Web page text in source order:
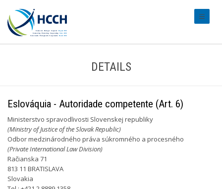
DETAILS
Eslováquia - Autoridade competente (Art. 6)
Ministerstvo spravodlivosti Slovenskej republiky
(Ministry of Justice of the Slovak Republic)
Odbor medzinárodného práva súkromného a procesného
(Private International Law Division)
Račianska 71
813 11 BRATISLAVA
Slovakia